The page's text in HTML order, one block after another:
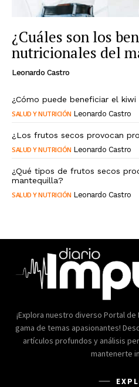
¿Cuáles son los
nutricionales del
Leonardo Castro
¿Cómo puede beneficiar el kiwi
SALUD Y NUTRICIÓN Leonardo Castro
¿Los frutos secos provocan
SALUD Y NUTRICIÓN Leonardo Castro
¿Qué tipos de frutos secos
mantequilla?
SALUD Y NUTRICIÓN Leonardo Castro
¡Explora nuestro diverso Portal
gama de temas apasionantes!
artículos profundos y análisis
mantenerte